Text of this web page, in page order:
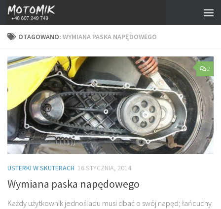
Przejdź do treści
OTAGOWANO: WYMIANA PASKA NAPĘDOWEGO
2
USTERKI W SKUTERACH 16 STYCZNIA, 2014
Wymiana paska napędowego
Każdy użytkownik jednośladu musi dbać o swój napęd; łańcuchy